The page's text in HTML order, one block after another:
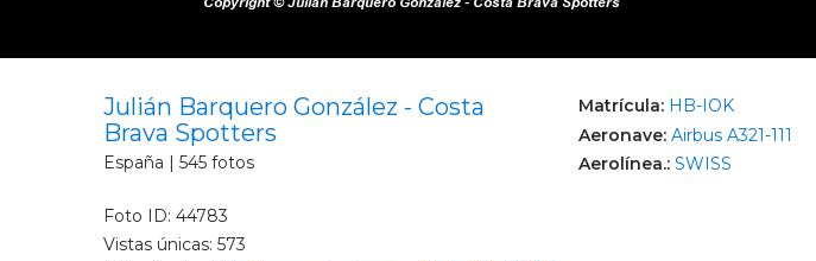
Julián Barquero González - Costa
Brava Spotters
España | 545 fotos
Matrícula: HB-IOK
Aeronave: Airbus A321-111
Aerolínea.: SWISS
Foto ID: 44783
Vistas únicas: 573